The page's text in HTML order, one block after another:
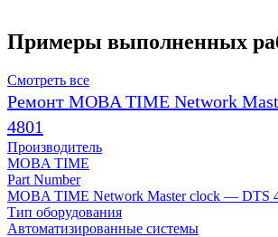
Примеры выполненных
Смотреть все
Ремонт MOBA TIME Network
4801
Производитель
MOBA TIME
Part Number
MOBA TIME Network Master clock — DTS
Тип оборудования
Автоматизированные системы